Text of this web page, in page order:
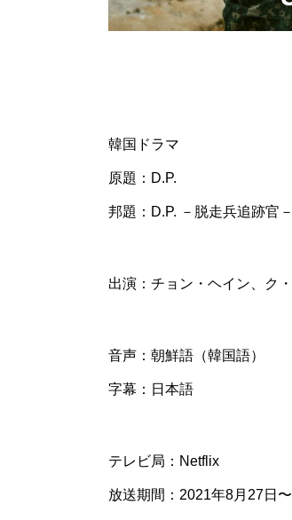
韓国ドラマ
原題：D.P.
邦題：D.P. －脱走兵追跡官－
出演：チョン・ヘイン、ク
音声：朝鮮語（韓国語）
字幕：日本語
テレビ局：Netflix
放送期間：2021年8月27日〜